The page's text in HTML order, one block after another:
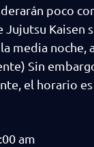
poco
Jujutsu Kaisen
media noche,
Sin
el horario
am